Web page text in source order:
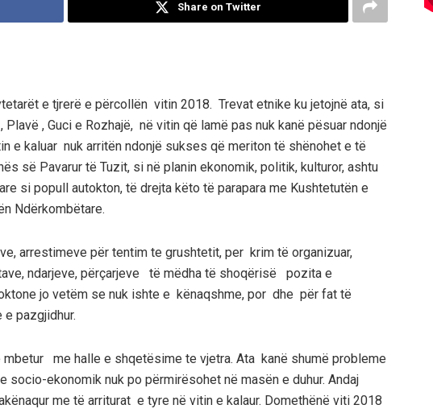
Share on Twitter
e tjrerë e përcollën vitin 2018. Trevat etnike ku jetojnë ata, si
, Guci e Rozhajë, në vitin që lamë pas nuk kanë pësuar ndonjë
e kaluar nuk arritën ndonjë sukses që meriton të shënohet e të
së Pavarur të Tuzit, si në planin ekonomik, politik, kulturor, ashtu
si popull autokton, të drejta këto të parapara me Kushtetutën e
Ndërkombëtare.
arrestimeve për tentim te grushtetit, per krim të organizuar,
ndarjeve, përçarjeve të mëdha të shoqërisë pozita e
jo vetëm se nuk ishte e kënaqshme, por dhe për fat të
pazgjidhur.
me halle e shqetësime te vjetra. Ata kanë shumë probleme
ekonomik nuk po përmirësohet në masën e duhur. Andaj
me të arriturat e tyre në vitin e kalaur. Domethënë viti 2018